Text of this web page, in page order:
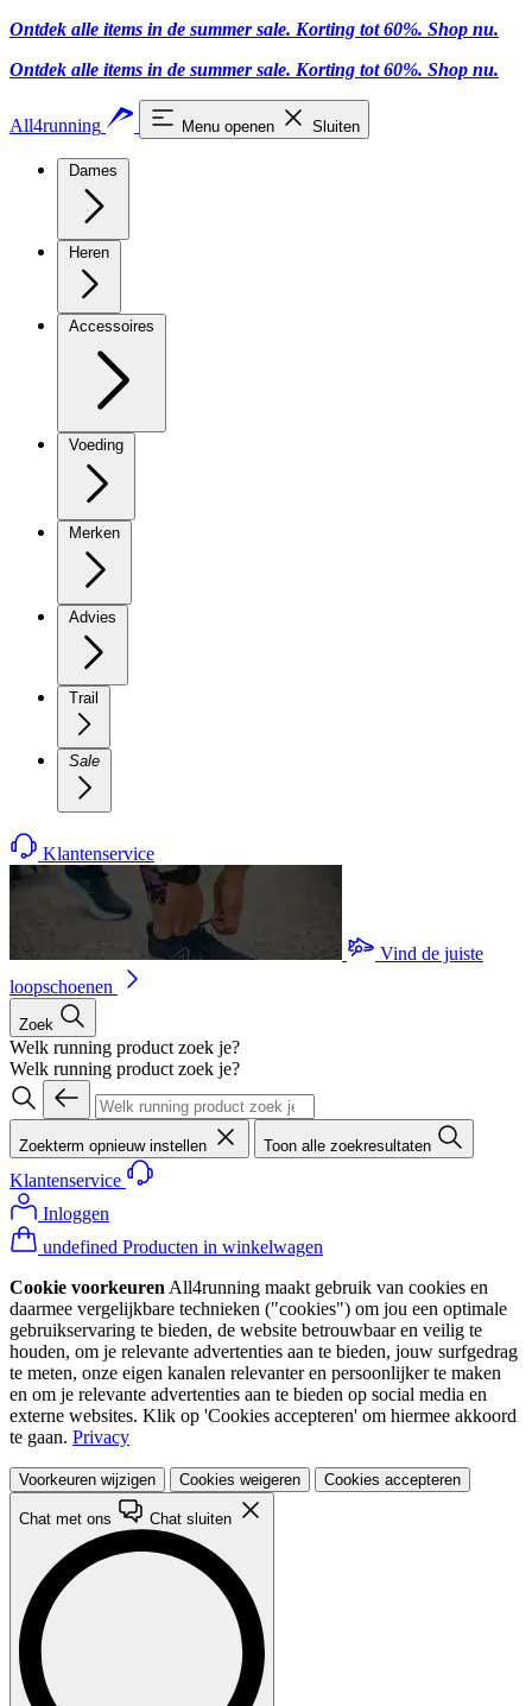
Ontdek alle items in de summer sale. Korting tot 60%. Shop nu.
Ontdek alle items in de summer sale. Korting tot 60%. Shop nu.
All4running Menu openen Sluiten
Dames
Heren
Accessoires
Voeding
Merken
Advies
Trail
Sale
Klantenservice
Vind de juiste
loopschoenen
Zoek
Welk running product zoek je?
Welk running product zoek je?
Zoekterm opnieuw instellen Toon alle zoekresultaten
Klantenservice
Inloggen
undefined Producten in winkelwagen
Cookie voorkeuren All4running maakt gebruik van cookies en
daarmee vergelijkbare technieken ("cookies") om jou een optimale
gebruikservaring te bieden, de website betrouwbaar en veilig te
houden, om je relevante advertenties aan te bieden, jouw surfgedrag
te meten, onze eigen kanalen relevanter en persoonlijker te maken
en om je relevante advertenties aan te bieden op social media en
externe websites. Klik op 'Cookies accepteren' om hiermee akkoord
te gaan. Privacy
Voorkeuren wijzigen Cookies weigeren Cookies accepteren
Chat met ons Chat sluiten